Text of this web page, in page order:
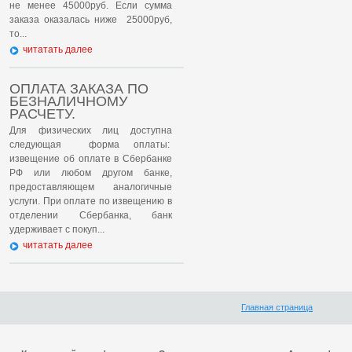
не менее 45000руб. Если сумма
заказа оказалась ниже 25000руб,
то...
читатать далее
ОПЛАТА ЗАКАЗА ПО
БЕЗНАЛИЧНОМУ
РАСЧЕТУ.
Для физических лиц доступна
следующая форма оплаты:
извещение об оплате в Сбербанке
РФ или любом другом банке,
предоставляющем аналогичные
услуги. При оплате по извещению в
отделении Сбербанка, банк
удерживает с покуп...
читатать далее
Главная страница